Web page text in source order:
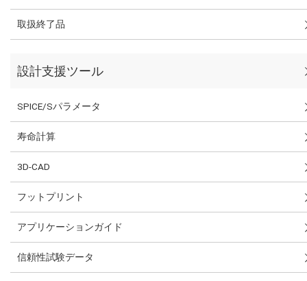
取扱終了品
設計支援ツール
SPICE/Sパラメータ
寿命計算
3D-CAD
フットプリント
アプリケーションガイド
信頼性試験データ